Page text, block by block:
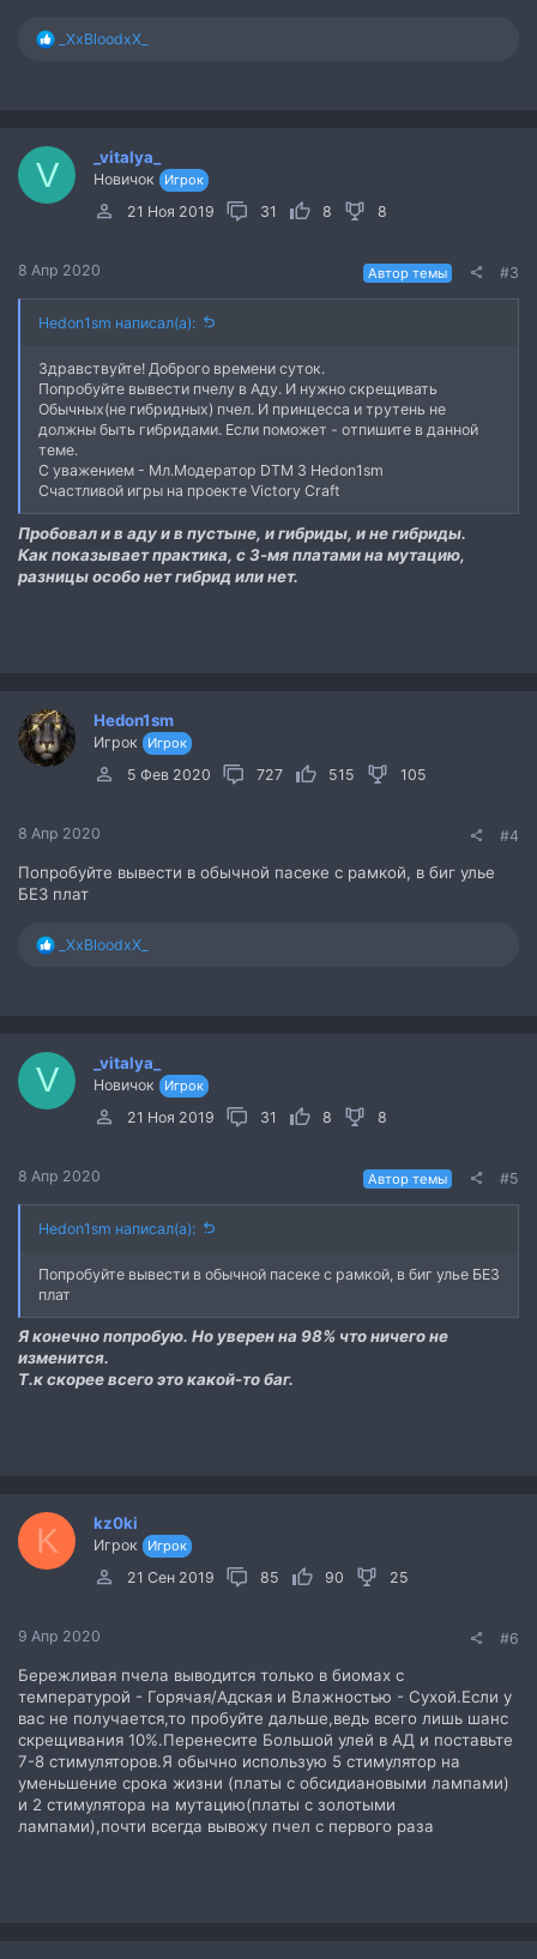
Р
и
_XxBloodxX_
V _vitalya_
Новичок Игрок
21 Ноя 2019 31 8 8
8 Апр 2020 Автор темы #3
Hedon1sm написал(а):
Здравствуйте! Доброго времени суток.
Попробуйте вывести пчелу в Аду. И нужно скрещивать
Обычных(не гибридных) пчел. И принцесса и трутень не
должны быть гибридами. Если поможет - отпишите в данной
теме.
С уважением - Мл.Модератор DTM 3 Hedon1sm
Счастливой игры на проекте Victory Craft
Пробовал и в аду и в пустыне, и гибриды, и не гибриды.
Как показывает практика, с 3-мя платами на мутацию,
разницы особо нет гибрид или нет.
Hedon1sm
Игрок Игрок
5 Фев 2020 727 515 105
8 Апр 2020 #4
Попробуйте вывести в обычной пасеке с рамкой, в биг улье
БЕЗ плат
Р
и
_XxBloodxX_
V _vitalya_
Новичок Игрок
21 Ноя 2019 31 8 8
8 Апр 2020 Автор темы #5
Hedon1sm написал(а):
Попробуйте вывести в обычной пасеке с рамкой, в биг улье БЕЗ
плат
Я конечно попробую. Но уверен на 98% что ничего не
изменится.
Т.к скорее всего это какой-то баг.
K kz0ki
Игрок Игрок
21 Сен 2019 85 90 25
9 Апр 2020 #6
Бережливая пчела выводится только в биомах с
температурой - Горячая/Адская и Влажностью - Сухой.Если у
вас не получается,то пробуйте дальше,ведь всего лишь шанс
скрещивания 10%.Перенесите Большой улей в АД и поставьте
7-8 стимуляторов.Я обычно использую 5 стимулятор на
уменьшение срока жизни (платы с обсидиановыми лампами)
и 2 стимулятора на мутацию(платы с золотыми
лампами),почти всегда вывожу пчел с первого раза